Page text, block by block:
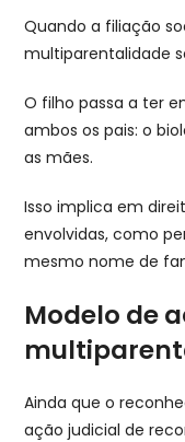
Quando a filiação
multiparentalidade
O filho passa a ter
ambos os pais: o
as mães.
Isso implica em
envolvidas, como
mesmo nome de
Modelo de
Ainda que o
ação judicial de